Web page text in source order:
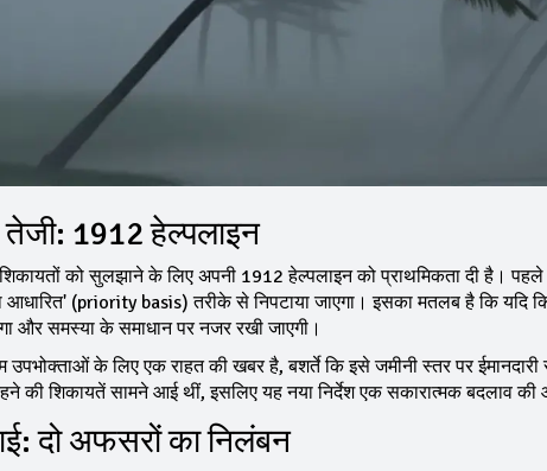
तेजी: 1912 हेल्पलाइन
को सुलझाने के लिए अपनी 1912 हेल्पलाइन को प्राथमिकता दी है।
(priority basis) तरीके से निपटाया जाएगा। इसका मतलब है कि यदि
और समस्या के समाधान पर नजर रखी जाएगी।
उपभोक्ताओं के लिए एक राहत की खबर है, बशर्ते कि इसे जमीनी स्तर पर ईमानदारी
की शिकायतें सामने आई थीं, इसलिए यह नया निर्देश एक सकारात्मक बदलाव की
दो अफसरों का निलंबन